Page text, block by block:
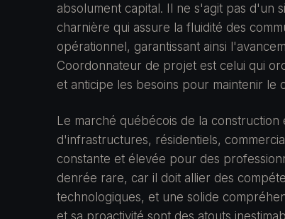
absolument capital. Il ne s'agit pas d'un
charnière qui assure la fluidité des
opérationnel, garantissant ainsi
Coordonnateur de projet est celui qui
et anticipe les besoins pour maintenir le
Le marché québécois de la
d'infrastructures, résidentiels,
constante et élevée pour des
denrée rare, car il doit allier des
technologiques, et une solide
et sa proactivité sont des atouts